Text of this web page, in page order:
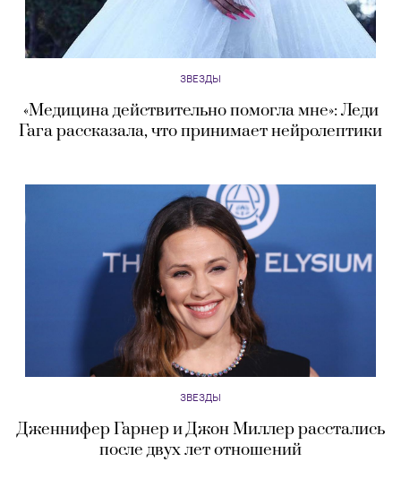
ЗВЕЗДЫ
«Медицина действительно помогла мне»: Леди
Гага рассказала, что принимает нейролептики
ЗВЕЗДЫ
Дженнифер Гарнер и Джон Миллер расстались
после двух лет отношений